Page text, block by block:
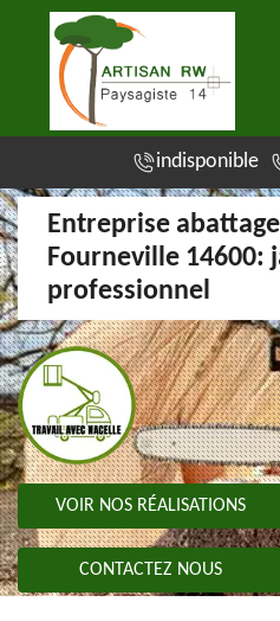
indisponible
Entreprise
Fourneville 14600:
professionnel
VOIR NOS RÉALISATIONS
CONTACTEZ NOUS